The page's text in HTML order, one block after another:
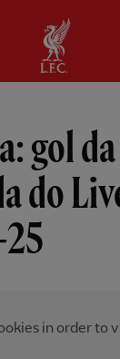
Inicial
gol da
do
in order to